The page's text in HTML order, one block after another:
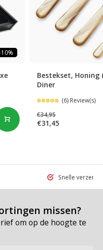
Bestekset, Honing
Diner
(6) Review(s)
€34,95
€31,45
Snelle
missen?
om op de hoogte te